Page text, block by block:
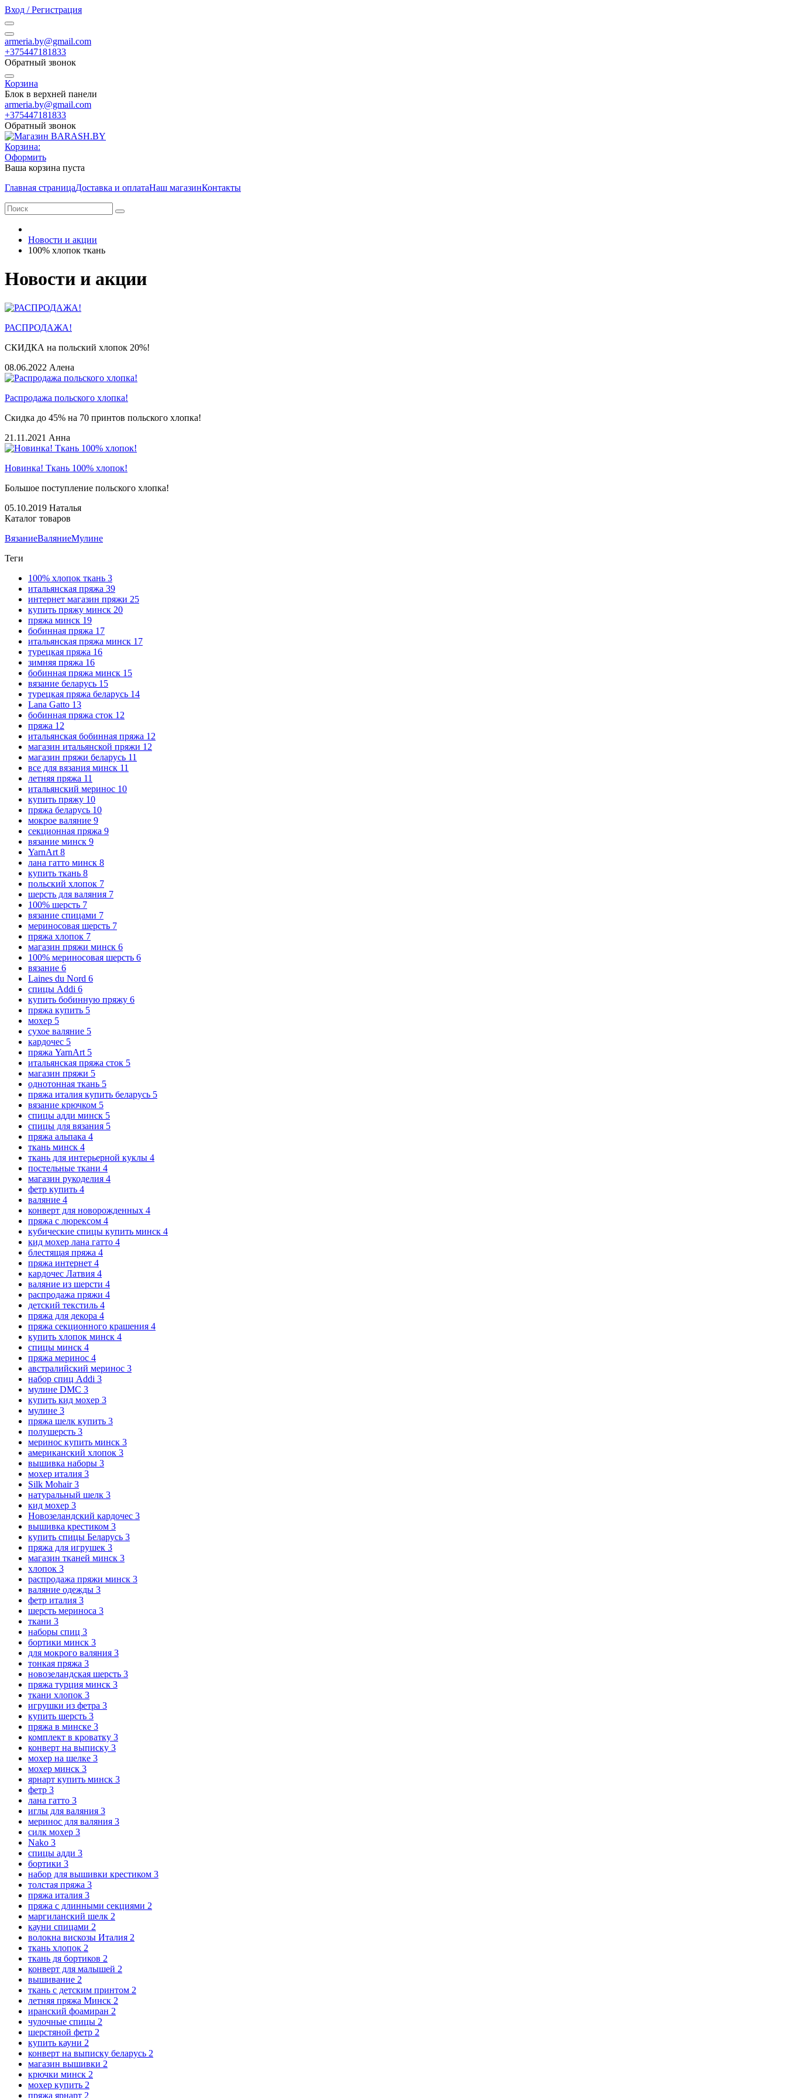
Вход / Регистрация
armeria.by@gmail.com
+375447181833
Обратный звонок
Корзина
Блок в верхней панели
armeria.by@gmail.com
+375447181833
Обратный звонок
Корзина:
Оформить
Ваша корзина пуста
Главная страницаДоставка и оплатаНаш магазинКонтакты
Новости и акции
100% хлопок ткань
Новости и акции
РАСПРОДАЖА!
СКИДКА на польский хлопок 20%!
08.06.2022 Алена
Распродажа польского хлопка!
Скидка до 45% на 70 принтов польского хлопка!
21.11.2021 Анна
Новинка! Ткань 100% хлопок!
Большое поступление польского хлопка!
05.10.2019 Наталья
Каталог товаров
ВязаниеВаляниеМулине
Теги
100% хлопок ткань 3
итальянская пряжа 39
интернет магазин пряжи 25
купить пряжу минск 20
пряжа минск 19
бобинная пряжа 17
итальянская пряжа минск 17
турецкая пряжа 16
зимняя пряжа 16
бобинная пряжа минск 15
вязание беларусь 15
турецкая пряжа беларусь 14
Lana Gatto 13
бобинная пряжа сток 12
пряжа 12
итальянская бобинная пряжа 12
магазин итальянской пряжи 12
магазин пряжи беларусь 11
все для вязания минск 11
летняя пряжа 11
итальянский меринос 10
купить пряжу 10
пряжа беларусь 10
мокрое валяние 9
секционная пряжа 9
вязание минск 9
YarnArt 8
лана гатто минск 8
купить ткань 8
польский хлопок 7
шерсть для валяния 7
100% шерсть 7
вязание спицами 7
мериносовая шерсть 7
пряжа хлопок 7
магазин пряжи минск 6
100% мериносовая шерсть 6
вязание 6
Laines du Nord 6
спицы Addi 6
купить бобинную пряжу 6
пряжа купить 5
мохер 5
сухое валяние 5
кардочес 5
пряжа YarnArt 5
итальянская пряжа сток 5
магазин пряжи 5
однотонная ткань 5
пряжа италия купить беларусь 5
вязание крючком 5
спицы адди минск 5
спицы для вязания 5
пряжа альпака 4
ткань минск 4
ткань для интерьерной куклы 4
постельные ткани 4
магазин рукоделия 4
фетр купить 4
валяние 4
конверт для новорожденных 4
пряжа с люрексом 4
кубические спицы купить минск 4
кид мохер лана гатто 4
блестящая пряжа 4
пряжа интернет 4
кардочес Латвия 4
валяние из шерсти 4
распродажа пряжи 4
детский текстиль 4
пряжа для декора 4
пряжа секционного крашения 4
купить хлопок минск 4
спицы минск 4
пряжа меринос 4
австралийский меринос 3
набор спиц Addi 3
мулине DMC 3
купить кид мохер 3
мулине 3
пряжа шелк купить 3
полушерсть 3
меринос купить минск 3
американский хлопок 3
вышивка наборы 3
мохер италия 3
Silk Mohair3
натуральный шелк 3
кид мохер 3
Новозеландский кардочес 3
вышивка крестиком 3
купить спицы Беларусь 3
пряжа для игрушек 3
магазин тканей минск 3
хлопок 3
распродажа пряжи минск 3
валяние одежды 3
фетр италия 3
шерсть мериноса 3
ткани 3
наборы спиц 3
бортики минск 3
для мокрого валяния 3
тонкая пряжа 3
новозеландская шерсть 3
пряжа турция минск 3
ткани хлопок 3
игрушки из фетра 3
купить шерсть 3
пряжа в минске 3
комплект в кроватку 3
конверт на выписку 3
мохер на шелке 3
мохер минск 3
ярнарт купить минск 3
фетр 3
лана гатто 3
иглы для валяния 3
меринос для валяния 3
силк мохер 3
Nako 3
спицы адди 3
бортики 3
набор для вышивки крестиком 3
толстая пряжа 3
пряжа италия 3
пряжа с длинными секциями 2
маргиланский шелк 2
кауни спицами 2
волокна вискозы Италия 2
ткань хлопок 2
ткань дя бортиков 2
конверт для малышей 2
вышивание 2
ткань с детским принтом 2
летняя пряжа Минск 2
иранский фоамиран 2
чулочные спицы 2
шерстяной фетр 2
купить кауни 2
конверт на выписку беларусь 2
магазин вышивки 2
крючки минск 2
мохер купить 2
пряжа ярнарт 2